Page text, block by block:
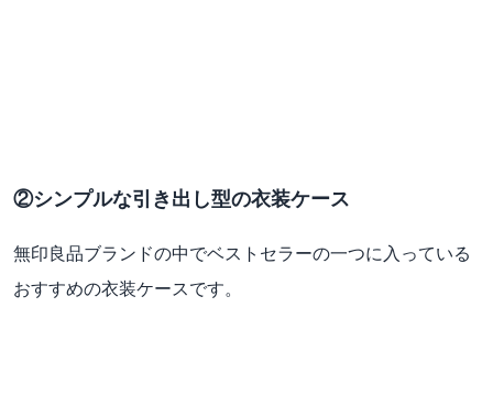
②シンプルな引き出し型の衣装ケース
無印良品ブランドの中でベストセラーの一つに入っている
おすすめの衣装ケースです。